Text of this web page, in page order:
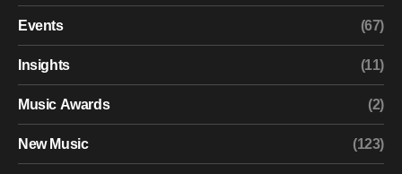
Events (67)
Insights (11)
Music Awards (2)
New Music (123)